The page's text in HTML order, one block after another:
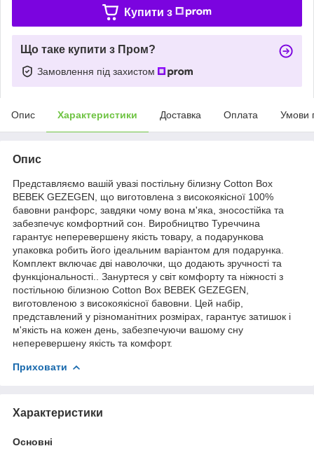
Купити з
Що таке купити з Пром?
Замовлення під захистом
Опис Характеристики Доставка Оплата Умови
Опис
Представляємо вашій увазі постільну білизну Cotton Box
BEBEK GEZEGEN, що виготовлена з високоякісної 100%
бавовни ранфорс, завдяки чому вона м'яка, зносостійка та
забезпечує комфортний сон. Виробництво Туреччина
гарантує неперевершену якість товару, а подарункова
упаковка робить його ідеальним варіантом для подарунка.
Комплект включає дві наволочки, що додають зручності та
функціональності.. Зануртеся у світ комфорту та ніжності з
постільною білизною Cotton Box BEBEK GEZEGEN,
виготовленою з високоякісної бавовни. Цей набір,
представлений у різноманітних розмірах, гарантує затишок і
м'якість на кожен день, забезпечуючи вашому сну
неперевершену якість та комфорт.
Приховати
Характеристики
Основні